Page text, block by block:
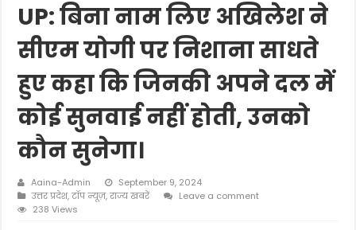
UP: बिना नाम लिए अखिलेश ने
सीएम योगी पर निशाना साधते
हुए कहा कि जिनकी अपने दल में
कोई सुनवाई नहीं होती, उनको
कौन सुनेगा।
Aaina-Admin
September 9, 2024
उत्तर प्रदेश,टॉप न्यूज़,राज्य खबरें
Leave a comment
238 Views